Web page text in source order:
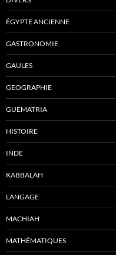
ÉGYPTE ANCIENNE
GASTRONOMIE
GAULES
GEOGRAPHIE
GUEMATRIA
HISTOIRE
INDE
KABBALAH
LANGAGE
MACHIAH
MATHÉMATIQUES